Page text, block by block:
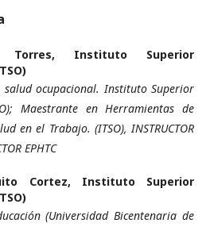
Torres, Instituto Superior
salud ocupacional. Instituto Superior
Maestrante en Herramientas de
en el Trabajo. (ITSO), INSTRUCTOR
EPHTC
Cortez, Instituto Superior
(Universidad Bicentenaria de